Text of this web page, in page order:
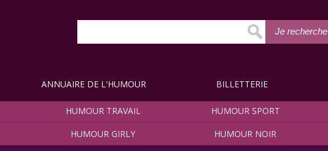
Je recherche
HUMOUR TRAVAIL HUMOUR SPORT
HUMOUR GIRLY HUMOUR NOIR
ANNUAIRE DE L'HUMOUR BILLETTERIE